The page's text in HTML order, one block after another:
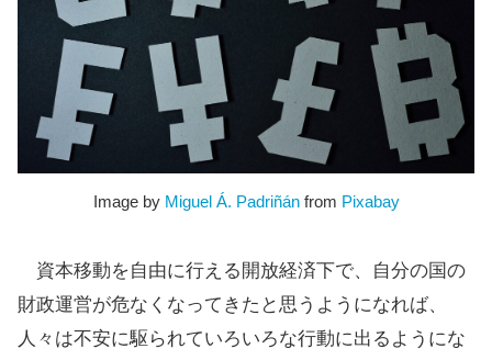
Image by Miguel Á. Padriñánfrom Pixabay
資本移動を自由に行える開放経済下で、自分の国の
財政運営が危なくなってきたと思うようになれば、
人々は不安に駆られていろいろな行動に出るようにな